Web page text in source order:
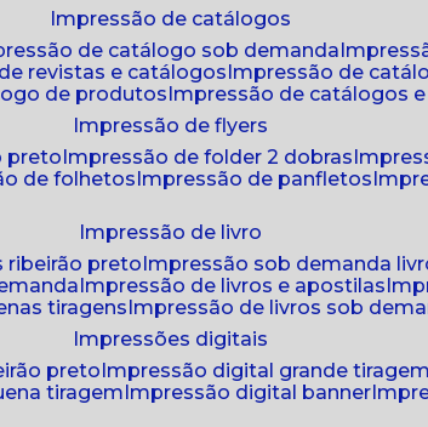
impressão de catálogos
de catálogo sob demanda
revistas e catálogos impressão de
de produtos impressão de catálogos
impressão de flyers
preto impressão de folder 2 dobras
de folhetos impressão de panfletos
impressão de livro
ribeirão preto impressão sob demanda
impressão de livros e apostilas
tiragens impressão de livros sob
impressões digitais
preto impressão digital grande tiragem
tiragem impressão digital banner